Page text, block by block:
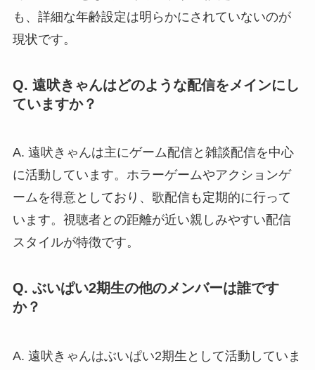
も、詳細な年齢設定は明らかにされていないのが
現状です。
Q. 遠吠きゃんはどのような配信をメインにし
ていますか？
A. 遠吠きゃんは主にゲーム配信と雑談配信を中心
に活動しています。ホラーゲームやアクションゲ
ームを得意としており、歌配信も定期的に行って
います。視聴者との距離が近い親しみやすい配信
スタイルが特徴です。
Q. ぶいぱい2期生の他のメンバーは誰です
か？
A. 遠吠きゃんはぶいぱい2期生として活動していま